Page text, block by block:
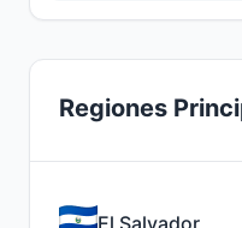
Regiones
El Salvador